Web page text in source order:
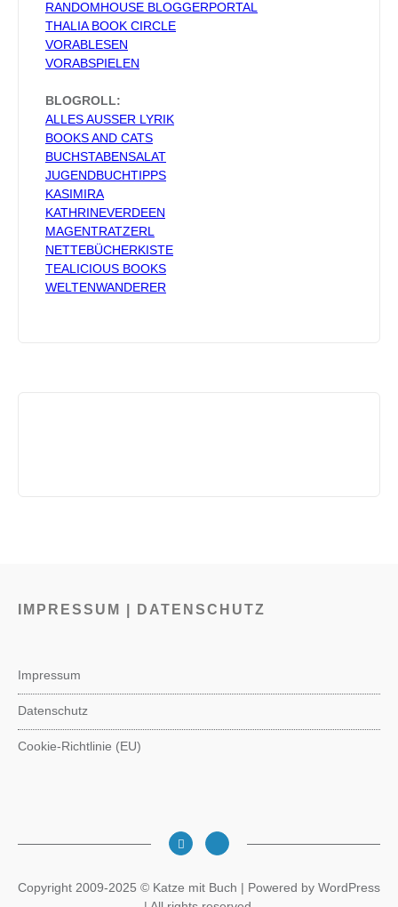
RANDOMHOUSE BLOGGERPORTAL
THALIA BOOK CIRCLE
VORABLESEN
VORABSPIELEN
BLOGROLL:
ALLES AUSSER LYRIK
BOOKS AND CATS
BUCHSTABENSALAT
JUGENDBUCHTIPPS
KASIMIRA
KATHRINEVERDEEN
MAGENTRATZERL
NETTEBÜCHERKISTE
TEALICIOUS BOOKS
WELTENWANDERER
IMPRESSUM | DATENSCHUTZ
Impressum
Datenschutz
Cookie-Richtlinie (EU)
Copyright 2009-2025 © Katze mit Buch | Powered by WordPress